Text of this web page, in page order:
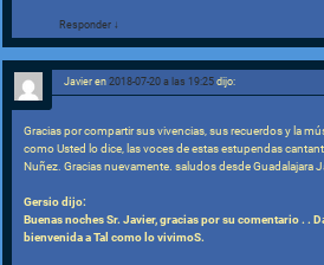
Responder ↓
Javier en2018-07-20 a las 19:25 dijo:
Gracias por compartir sus vivencias, sus recuerdos y la
como Usted lo dice, las voces de estas estupendas
Nuñez. Gracias nuevamente. saludos desde Guadalajara
Gersio dijo:
Buenas noches Sr. Javier, gracias por su comentario . .
bienvenida a Tal como lo vivimoS.